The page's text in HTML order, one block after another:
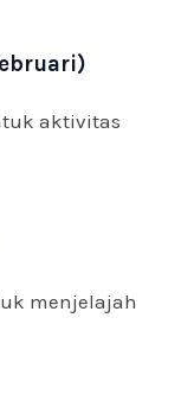
aktivitas
menjelajah